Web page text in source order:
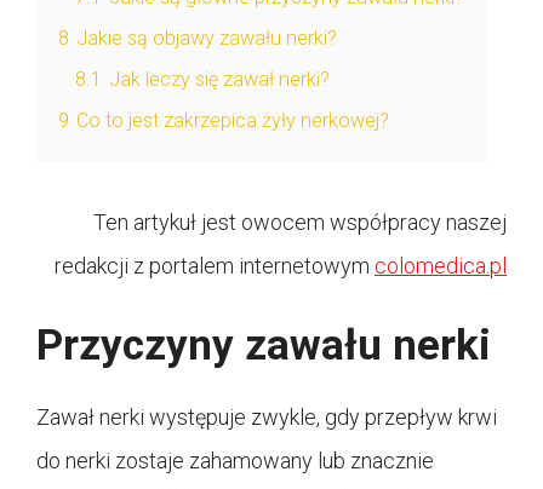
8 Jakie są objawy zawału nerki?
8.1 Jak leczy się zawał nerki?
9 Co to jest zakrzepica żyły nerkowej?
Ten artykuł jest owocem współpracy naszej
redakcji z portalem internetowym colomedica.pl
Przyczyny zawału nerki
Zawał nerki występuje zwykle, gdy przepływ krwi
do nerki zostaje zahamowany lub znacznie